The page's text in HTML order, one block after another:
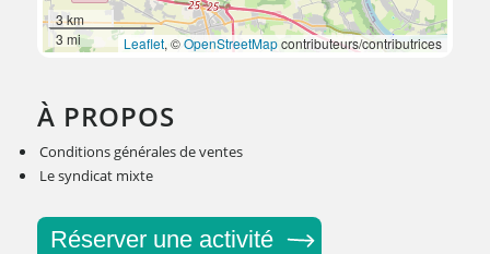
3 km
3 mi
Leaflet, ©OpenStreetMapcontributeurs/contributrices
À PROPOS
Conditions générales de ventes
Le syndicat mixte
Réserver une activité